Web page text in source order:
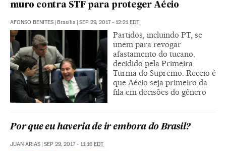
muro contra STF para proteger Aécio
AFONSO BENITES | Brasília | SEP 29, 2017 - 12:21EDT
Partidos, incluindo PT, se
unem para revogar
afastamento do tucano,
decidido pela Primeira
Turma do Supremo. Receio é
que Aécio seja primeiro da
fila em decisões do gênero
Por que eu haveria de ir embora do Brasil?
JUAN ARIAS | SEP 29, 2017 - 11:16 EDT